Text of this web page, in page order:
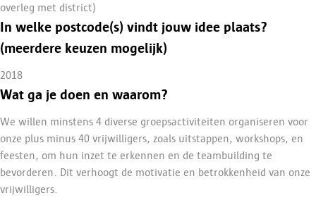
overleg met district)
In welke postcode(s) vindt jouw idee plaats?
(meerdere keuzen mogelijk)
2018
Wat ga je doen en waarom?
We willen minstens 4 diverse groepsactiviteiten organiseren voor
onze plus minus 40 vrijwilligers, zoals uitstappen, workshops, en
feesten, om hun inzet te erkennen en de teambuilding te
bevorderen. Dit verhoogt de motivatie en betrokkenheid van onze
vrijwilligers.